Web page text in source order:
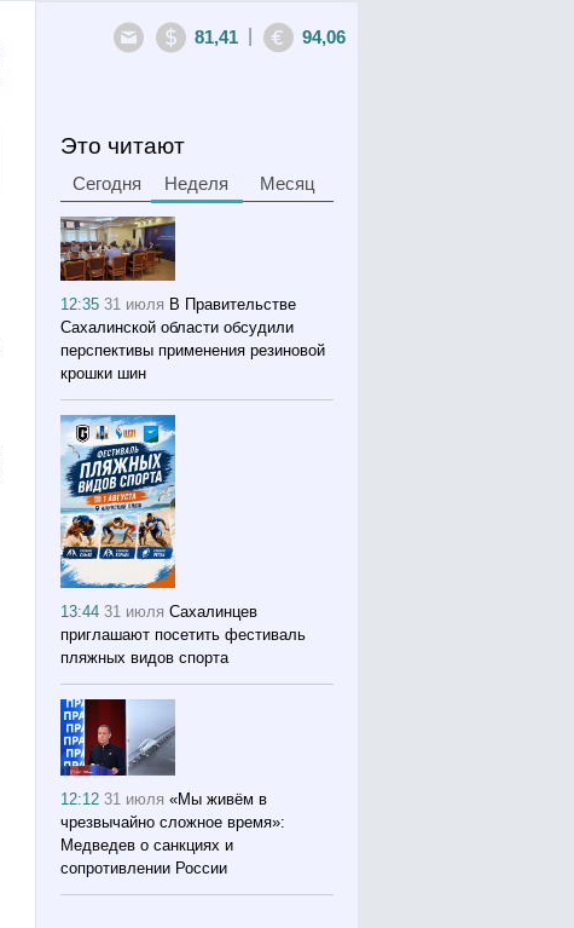
81,41 94,06
Это читают
Сегодня Неделя Месяц
12:3531 июля В Правительстве
Сахалинской области обсудили
перспективы применения резиновой
крошки шин
13:4431 июля Сахалинцев
приглашают посетить фестиваль
пляжных видов спорта
12:1231 июля «Мы живём в
чрезвычайно сложное время»:
Медведев о санкциях и
сопротивлении России